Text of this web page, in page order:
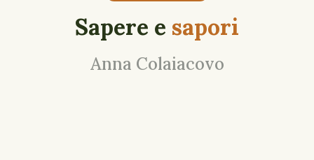
Sapere e sapori
Anna Colaiacovo